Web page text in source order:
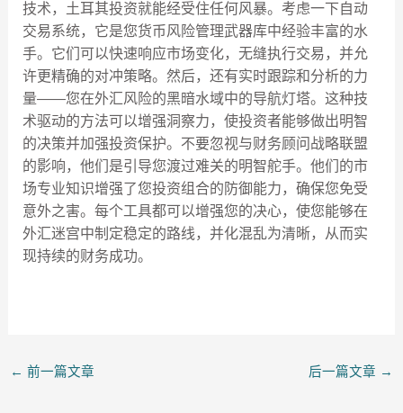
技术，土耳其投资就能经受住任何风暴。考虑一下自动
交易系统，它是您货币风险管理武器库中经验丰富的水
手。它们可以快速响应市场变化，无缝执行交易，并允
许更精确的对冲策略。然后，还有实时跟踪和分析的力
量——您在外汇风险的黑暗水域中的导航灯塔。这种技
术驱动的方法可以增强洞察力，使投资者能够做出明智
的决策并加强投资保护。不要忽视与财务顾问战略联盟
的影响，他们是引导您渡过难关的明智舵手。他们的市
场专业知识增强了您投资组合的防御能力，确保您免受
意外之害。每个工具都可以增强您的决心，使您能够在
外汇迷宫中制定稳定的路线，并化混乱为清晰，从而实
现持续的财务成功。
← 前一篇文章 后一篇文章 →